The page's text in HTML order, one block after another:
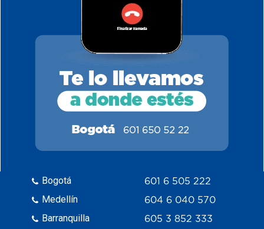
Bogotá
Medellín
Barranquilla
601 6 505 222
604 6 040 570
605 3 852 333